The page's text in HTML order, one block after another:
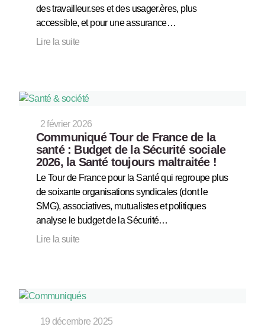
des travailleur.ses et des usager.ères, plus
accessible, et pour une assurance…
Lire la suite
2 février 2026
Communiqué Tour de France de la
santé : Budget de la Sécurité sociale
2026, la Santé toujours maltraitée !
Le Tour de France pour la Santé qui regroupe plus
de soixante organisations syndicales (dont le
SMG), associatives, mutualistes et politiques
analyse le budget de la Sécurité…
Lire la suite
19 décembre 2025